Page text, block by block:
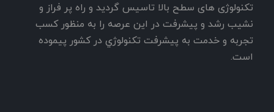
تکنولوژی های سطح بالا تاسيس گرديد و راه پر فراز و
نشيب رشد و پيشرفت در اين عرصه را به منظور کسب
تجربه و خدمت به پيشرفت تکنولوژي در کشور پيموده
است.